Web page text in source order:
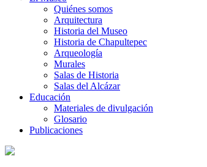
Quiénes somos
Arquitectura
Historia del Museo
Historia de Chapultepec
Arqueología
Murales
Salas de Historia
Salas del Alcázar
Educación
Materiales de divulgación
Glosario
Publicaciones